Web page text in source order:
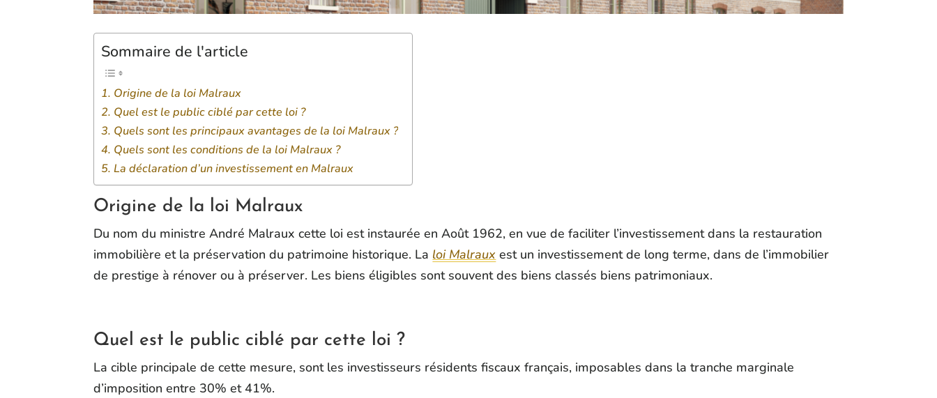
Sommaire de l'article
Origine de la loi Malraux
Quel est le public ciblé par cette loi ?
Quels sont les principaux avantages de la loi Malraux ?
Quels sont les conditions de la loi Malraux ?
La déclaration d’un investissement en Malraux
Origine de la loi Malraux
Du nom du ministre André Malraux cette loi est instaurée en Août 1962, en vue de faciliter l’investissement dans la restauration
immobilière et la préservation du patrimoine historique. La loi Malraux est un investissement de long terme, dans de l’immobilier
de prestige à rénover ou à préserver. Les biens éligibles sont souvent des biens classés biens patrimoniaux.
Quel est le public ciblé par cette loi ?
La cible principale de cette mesure, sont les investisseurs résidents fiscaux français, imposables dans la tranche marginale
d’imposition entre 30% et 41%.